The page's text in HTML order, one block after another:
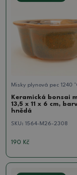
Misky plynová pec 1240
Keramická bonsai
13,5 x 11 x 6 cm,
hnědá
SKU: 1564-M26-2308
190 Kč